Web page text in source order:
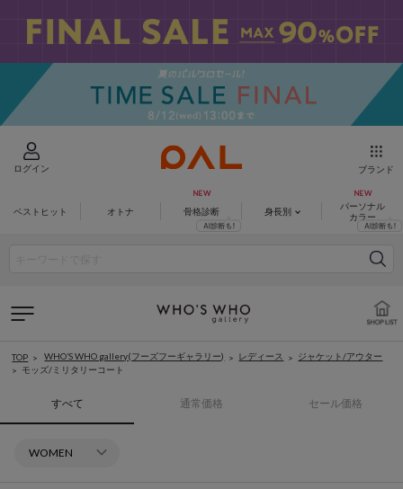
ログイン ブランド
ベストヒット オトナ 骨格診断 身長別
パーソナル
カラー
TOP WHO’S WHO gallery(フーズフーギャラリー) レディース
ジャケット/アウター
モッズ/ミリタリーコート
すべて 通常価格 セール価格